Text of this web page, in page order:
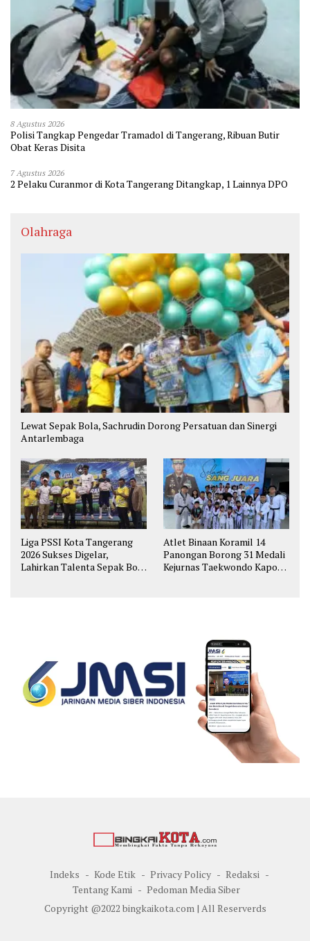
8 Agustus 2026
Polisi Tangkap Pengedar Tramadol di Tangerang, Ribuan Butir
Obat Keras Disita
7 Agustus 2026
2 Pelaku Curanmor di Kota Tangerang Ditangkap, 1 Lainnya DPO
Olahraga
Lewat Sepak Bola, Sachrudin Dorong Persatuan dan Sinergi
Antarlembaga
Liga PSSI Kota Tangerang
2026 Sukses Digelar,
Lahirkan Talenta Sepak Bola
Atlet Binaan Koramil 14
Panongan Borong 31 Medali
Kejurnas Taekwondo Kapolri
Indeks Kode Etik Privacy Policy
Redaksi
Tentang Kami
Pedoman Media Siber
Copyright @2022 bingkaikota.com | All Reserverds